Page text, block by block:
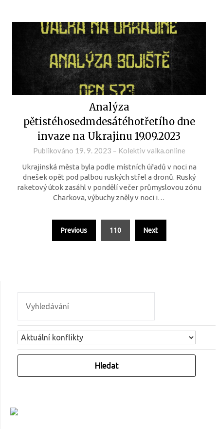
Analýza
pětistéhosedmdesátéhotřetího dne
invaze na Ukrajinu 19.09.2023
Publikováno 19. 9. 2023 – Kolektiv valka.online
Ukrajinská města byla podle místních úřadů v noci na
dnešek opět pod palbou ruských střel a dronů. Ruský
raketový útok zasáhl v pondělí večer průmyslovou zónu
Charkova, výbuchy zněly v noci i…
Previous 110 Next